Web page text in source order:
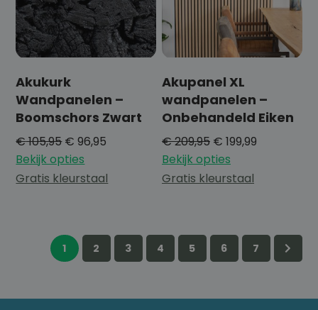
Akukurk
Wandpanelen –
Boomschors Zwart
€105,95€ 96,95
Bekijk opties
Gratis kleurstaal
Akupanel XL
wandpanelen –
Onbehandeld Eiken
€209,95 € 199,99
Bekijk opties
Gratis kleurstaal
1 2 3 4 5 6 7